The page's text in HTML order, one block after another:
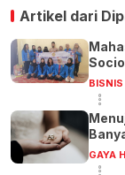
Artikel dari
BISNIS
GAYA